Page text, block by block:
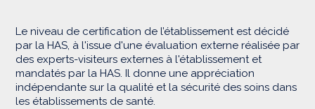
Le niveau de certification de l’établissement est décidé
par la HAS, à l'issue d'une évaluation externe réalisée par
des experts-visiteurs externes à l'établissement et
mandatés par la HAS. Il donne une appréciation
indépendante sur la qualité et la sécurité des soins dans
les établissements de santé.